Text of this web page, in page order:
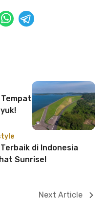
Tempat
di Indonesia
Sunrise!
Next Article